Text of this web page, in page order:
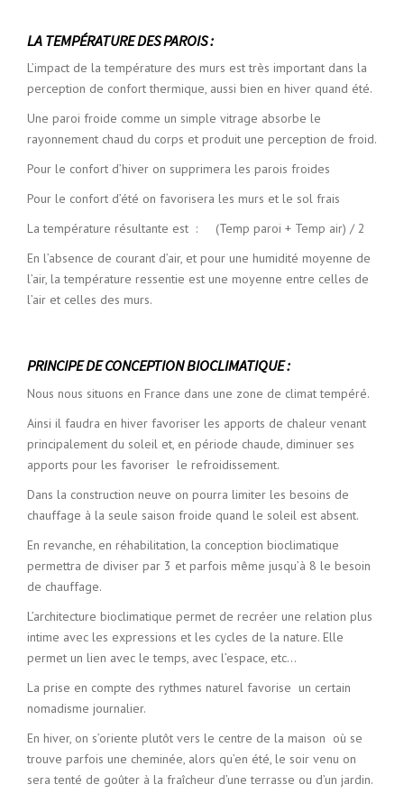
LA TEMPÉRATURE DES PAROIS :
L’impact de la température des murs est très important dans la
perception de confort thermique, aussi bien en hiver quand été.
Une paroi froide comme un simple vitrage absorbe le
rayonnement chaud du corps et produit une perception de froid.
Pour le confort d’hiver on supprimera les parois froides
Pour le confort d’été on favorisera les murs et le sol frais
La température résultante est : (Temp paroi + Temp air) / 2
En l’absence de courant d’air, et pour une humidité moyenne de
l’air, la température ressentie est une moyenne entre celles de
l’air et celles des murs.
PRINCIPE DE CONCEPTION BIOCLIMATIQUE :
Nous nous situons en France dans une zone de climat tempéré.
Ainsi il faudra en hiver favoriser les apports de chaleur venant
principalement du soleil et, en période chaude, diminuer ses
apports pour les favoriser le refroidissement.
Dans la construction neuve on pourra limiter les besoins de
chauffage à la seule saison froide quand le soleil est absent.
En revanche, en réhabilitation, la conception bioclimatique
permettra de diviser par 3 et parfois même jusqu’à 8 le besoin
de chauffage.
L’architecture bioclimatique permet de recréer une relation plus
intime avec les expressions et les cycles de la nature. Elle
permet un lien avec le temps, avec l’espace, etc…
La prise en compte des rythmes naturel favorise un certain
nomadisme journalier.
En hiver, on s’oriente plutôt vers le centre de la maison où se
trouve parfois une cheminée, alors qu’en été, le soir venu on
sera tenté de goûter à la fraîcheur d’une terrasse ou d’un jardin.